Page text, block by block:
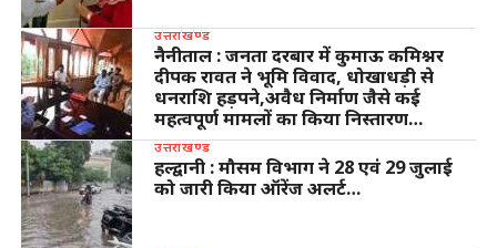
उत्तराखण्ड
नैनीताल : जनता दरबार में कुमाऊ कमिश्नर
दीपक रावत ने भूमि विवाद, धोखाधड़ी से
धनराशि हड़पने,अवैध निर्माण जैसे कई
महत्वपूर्ण मामलों का किया निस्तारण…
उत्तराखण्ड
हल्द्वानी : मौसम विभाग ने 28 एवं 29 जुलाई
को जारी किया ऑरेंज अलर्ट…